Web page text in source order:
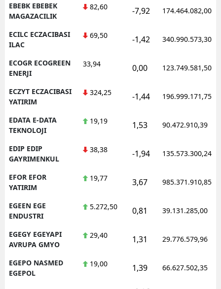
EBEBK EBEBEK
MAGAZACILIK
82,60 -7,92 174.464.082,00
ECILC ECZACIBASI
ILAC
69,50 -1,42 340.990.573,30
ECOGR ECOGREEN
ENERJI
33,94 0,00 123.749.581,50
ECZYT ECZACIBASI
YATIRIM
324,25 -1,44 196.999.171,75
EDATA E-DATA
TEKNOLOJI
19,19 1,53 90.472.910,39
EDIP EDIP
GAYRIMENKUL
38,38 -1,94 135.573.300,24
EFOR EFOR
YATIRIM
19,77 3,67 985.371.910,85
EGEEN EGE
ENDUSTRI
5.272,50 0,81 39.131.285,00
EGEGY EGEYAPI
AVRUPA GMYO
29,40 1,31 29.776.579,96
EGEPO NASMED
EGEPOL
19,00 1,39 66.627.502,35